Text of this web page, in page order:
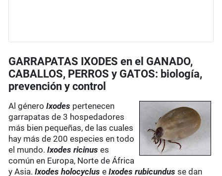
GARRAPATAS IXODES en el GANADO,
CABALLOS, PERROS y GATOS: biología,
prevención y control
Al géneroIxodes pertenecen
garrapatas de 3 hospedadores
más bien pequeñas, de las cuales
hay más de 200 especies en todo
el mundo.Ixodes ricinus es
común en Europa, Norte de África
y Asia.Ixodes holocyclus eIxodes rubicundusse dan